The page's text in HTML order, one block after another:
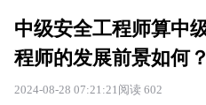
中级安全工程师算中
程师的发展前景如何？
2024-08-28 07:21:21阅读 602